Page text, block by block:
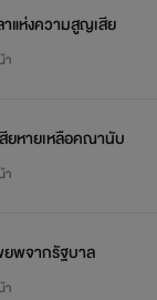
แห่งความสูญเสีย
า
ยหาย​เหลือคณานับ
า
พ​จากรัฐบาล​
า